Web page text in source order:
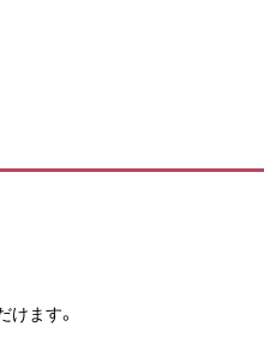
ます。